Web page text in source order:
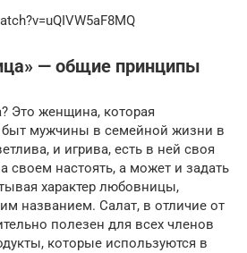
— общие принципы
Это женщина, которая
быт мужчины в семейной жизни в
и игрива, есть в ней своя
своем настоять, а может и задать
характер любовницы,
названием. Салат, в отличие от
полезен для всех членов
которые используются в